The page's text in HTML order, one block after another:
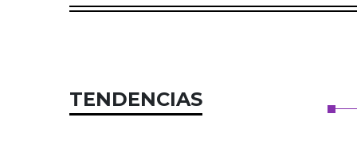
TENDENCIAS